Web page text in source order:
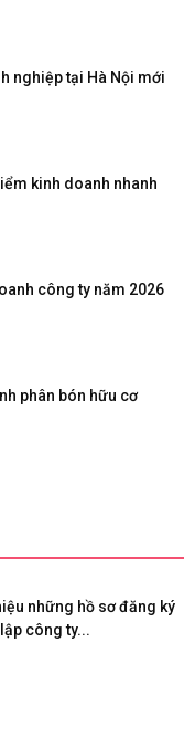
nghiệp tại Hà Nội mới
kinh doanh nhanh
công ty năm 2026
phân bón hữu cơ
những hồ sơ đăng ký
công ty...